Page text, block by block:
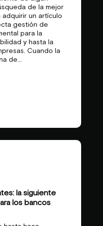
de la mejor
un artículo
gestión de
para la
y hasta la
Cuando la
de...
la siguiente
los bancos